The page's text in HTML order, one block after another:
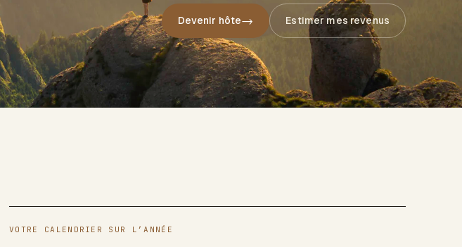
Devenir hôte→ Estimer mes revenus
VOTRE CALENDRIER SUR L’ANNÉE